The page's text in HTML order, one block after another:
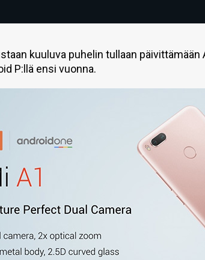
kuuluva puhelin tullaan
P:llä ensi vuonna.